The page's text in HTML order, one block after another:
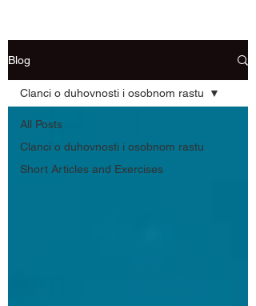
Blog
All Posts
Clanci o duhovnosti i osobnom rastu
Short Articles and Exercises
Clanci o duhovnosti i osobnom rastu